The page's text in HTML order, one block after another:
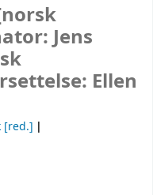
Jens
Ellen
[red.]